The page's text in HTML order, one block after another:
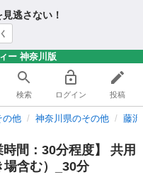
逃さない！
ー 神奈川版
検索 ログイン 投稿
の他 神奈川県のその他 藤
時間：30分程度】 共用
含む）_30分